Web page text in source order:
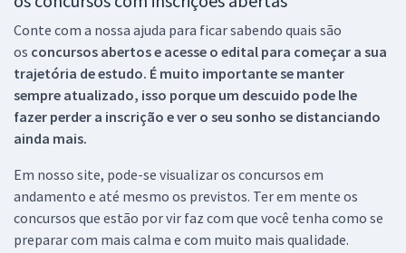
Conte com a nossa ajuda para ficar sabendo quais são
os concursos abertos e acesse o edital para começar a sua
trajetória de estudo. É muito importante se manter
sempre atualizado, isso porque um descuido pode lhe
fazer perder a inscrição e ver o seu sonho se distanciando
ainda mais.
Em nosso site, pode-se visualizar os concursos em
andamento e até mesmo os previstos. Ter em mente os
concursos que estão por vir faz com que você tenha como se
preparar com mais calma e com muito mais qualidade.